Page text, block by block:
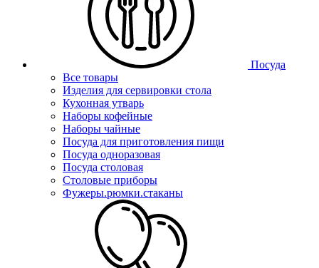
Посуда
Все товары
Изделия для сервировки стола
Кухонная утварь
Наборы кофейные
Наборы чайные
Посуда для приготовления пищи
Посуда одноразовая
Посуда столовая
Столовые приборы
Фужеры.рюмки.стаканы